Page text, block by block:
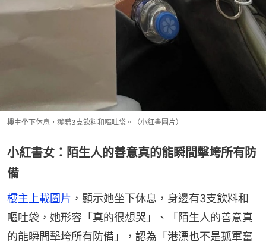
樓主坐下休息，獲贈3支飲料和嘔吐袋。（小紅書圖片）
小紅書女：陌生人的善意真的能瞬間擊垮所有防
備
樓主上載圖片 ，顯示她坐下休息，身邊有3支飲料和
嘔吐袋，她形容「真的很想哭」、「陌生人的善意真
的能瞬間擊垮所有防備」，認為「港漂也不是孤軍奮